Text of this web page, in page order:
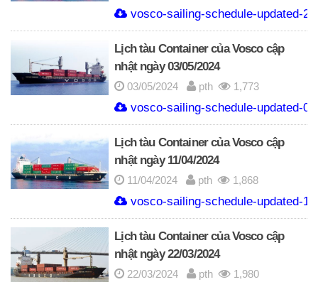
vosco-sailing-schedule-updated-
Lịch tàu Container của Vosco cập
nhật ngày 03/05/2024
03/05/2024 pth 1,773
vosco-sailing-schedule-updated-
Lịch tàu Container của Vosco cập
nhật ngày 11/04/2024
11/04/2024 pth 1,868
vosco-sailing-schedule-updated-
Lịch tàu Container của Vosco cập
nhật ngày 22/03/2024
22/03/2024 pth 1,980